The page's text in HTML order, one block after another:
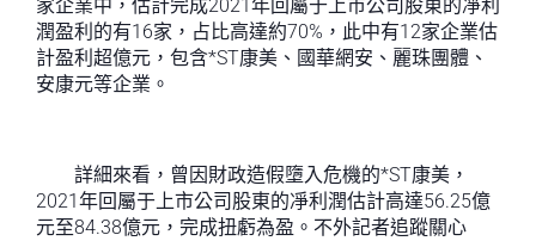
家企業中，估計完成2021年回屬于上市公司股東的凈利
潤盈利的有16家，占比高達約70%，此中有12家企業估
計盈利超億元，包含*ST康美、國華網安、麗珠團體、
安康元等企業。
詳細來看，曾因財政造假墮入危機的*ST康美，
2021年回屬于上市公司股東的凈利潤估計高達56.25億
元至84.38億元，完成扭虧為盈。不外記者追蹤關心